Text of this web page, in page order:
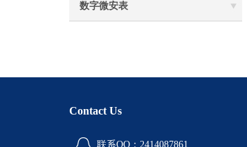
数字微安表
Contact Us
联系QQ：2414087861